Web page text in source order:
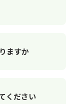
ますか
ください